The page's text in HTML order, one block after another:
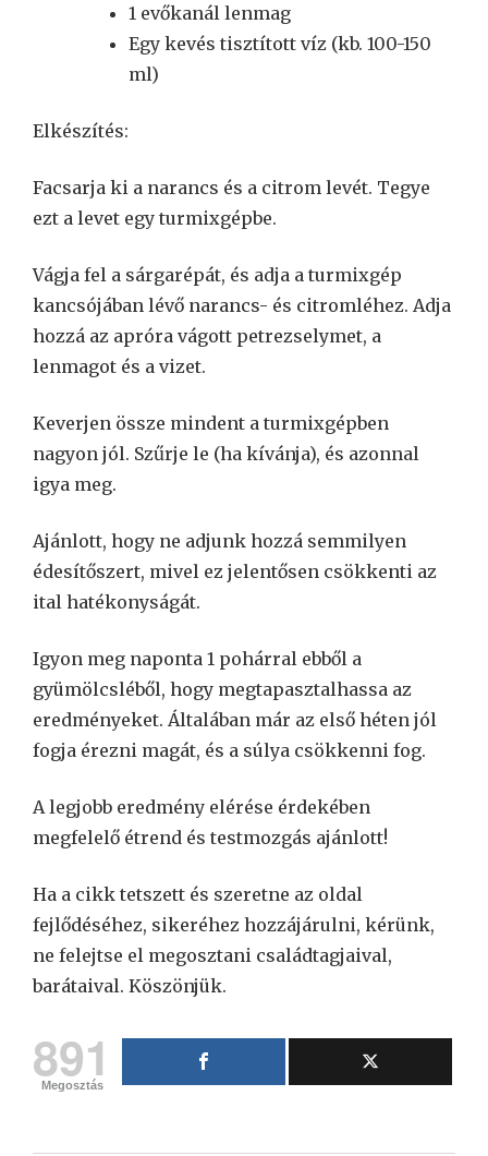
1 evőkanál lenmag
Egy kevés tisztított víz (kb. 100-150
ml)
Elkészítés:
Facsarja ki a narancs és a citrom levét. Tegye
ezt a levet egy turmixgépbe.
Vágja fel a sárgarépát, és adja a turmixgép
kancsójában lévő narancs- és citromléhez. Adja
hozzá az apróra vágott petrezselymet, a
lenmagot és a vizet.
Keverjen össze mindent a turmixgépben
nagyon jól. Szűrje le (ha kívánja), és azonnal
igya meg.
Ajánlott, hogy ne adjunk hozzá semmilyen
édesítőszert, mivel ez jelentősen csökkenti az
ital hatékonyságát.
Igyon meg naponta 1 pohárral ebből a
gyümölcsléből, hogy megtapasztalhassa az
eredményeket. Általában már az első héten jól
fogja érezni magát, és a súlya csökkenni fog.
A legjobb eredmény elérése érdekében
megfelelő étrend és testmozgás ajánlott!
Ha a cikk tetszett és szeretne az oldal
fejlődéséhez, sikeréhez hozzájárulni, kérünk,
ne felejtse el megosztani családtagjaival,
barátaival. Köszönjük.
891
Megosztás